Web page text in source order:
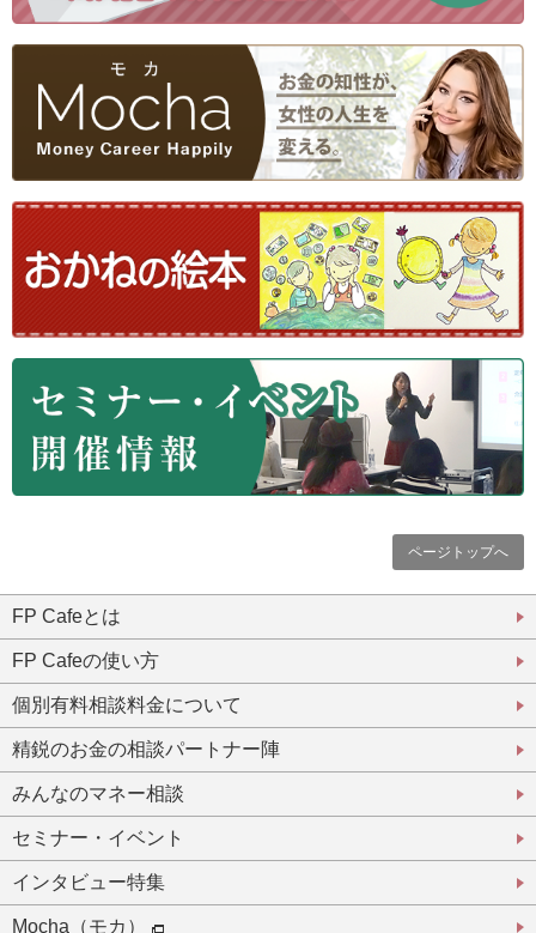
ページトップへ
FP Cafeとは
FP Cafeの使い方
個別有料相談料金について
精鋭のお金の相談パートナー陣
みんなのマネー相談
セミナー・イベント
インタビュー特集
Mocha（モカ）